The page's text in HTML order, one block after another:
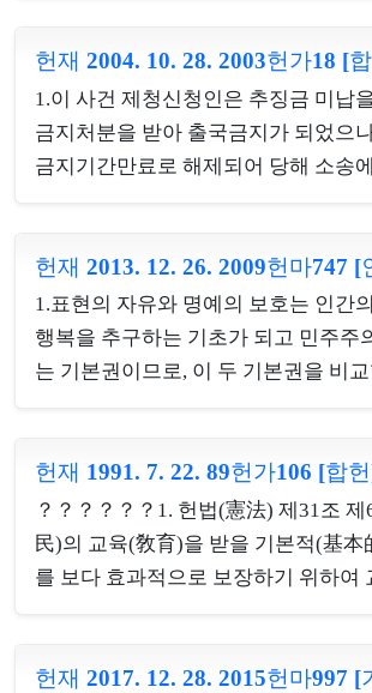
사건 법률조항은 수임관련 자료를 1년
것을 요구할 뿐인바 이는 영업의 자유
심적인 결정권을 간섭하지 않는 점,
변호사의 ...
가지고 있다는 사실이 그의 법적 지위
을 미치지 않을 것인 점, 이 사건 법률
법 제2조, 제8조를 아울러 살펴보아
편입되는 시기를 알 수 있도록 하고 있
들이 민법상 성년에 이르지 못한 복수
금 18세가 되는 해의 3월 31일까지 국
록 하고 있다는 것만으로 현저하게 불
국적이탈의 자유...
헌재 2004. 10. 28. 2003헌가18 [
1.이 사건 제청신청인은 추징금 미납
금지처분을 받아 출국금지가 되었으
금지기간만료로 해제되어 당해 소송
의 이익은 소멸되었다. 그러나 이 사건
항의 위헌여부는 거주이전의 자유 중
관계되는 중요한 헌법문제라고 볼 수
대하여 아직 우리 재판소에서 해명이
루어져 출국의 자유에 대한 기본권침
복될 것도 명백하므로 이에 대한 위헌
익이 있다.2.거주·이전의 자유는 국가
유롭게 거주와 체...
헌재 2013. 12. 26. 2009헌마747 [
1.표현의 자유와 명예의 보호는 인간
행복을 추구하는 기초가 되고 민주주
는 기본권이므로, 이 두 기본권을 비
지 아니면 사인인지, 그 표현이 공적인
관한 것인지 순수한 사적인 영역에 속
의 여부에 따라 헌법적 심사기준에는
하고, 공적 인물의 공적 활동에 대한
수준으로 허용되는 과장의 범위를 넘
헌재 1991. 7. 22. 89헌가106 [합
？？？？？？1. 헌법(憲法) 제31조 제
民)의 교육(敎育)을 받을 기본적(基本
를 보다 효과적으로 보장하기 위하여
적인 사항을 법률(法律)로써 정하도록
헌재 2017. 12. 28. 2015헌마997 [